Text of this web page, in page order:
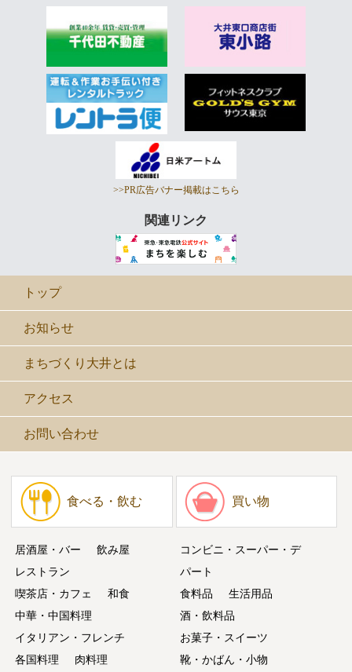
>>PR広告バナー掲載はこちら
関連リンク
トップ
お知らせ
まちづくり大井とは
アクセス
お問い合わせ
食べる・飲む
居酒屋・バー
飲み屋
レストラン
喫茶店・カフェ
和食
中華・中国料理
イタリアン・フレンチ
各国料理
肉料理
買い物
コンビニ・スーパー・デ
パート
食料品
生活用品
酒・飲料品
お菓子・スイーツ
靴・かばん・小物